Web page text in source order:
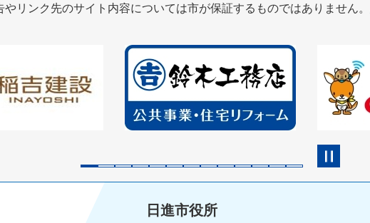
やリンク先のサイト内容については市が保証するものではありません。
2
枚
目
の
ス
枚
目
日進市役所